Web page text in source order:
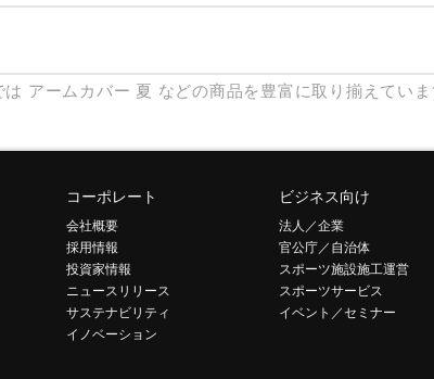
は アームカバー 夏 などの商品を豊富に取り揃えていま
コーポレート
会社概要
採用情報
投資家情報
ニュースリリース
サステナビリティ
イノベーション
ビジネス向け
法人／企業
官公庁／自治体
スポーツ施設施工運営
スポーツサービス
イベント／セミナー